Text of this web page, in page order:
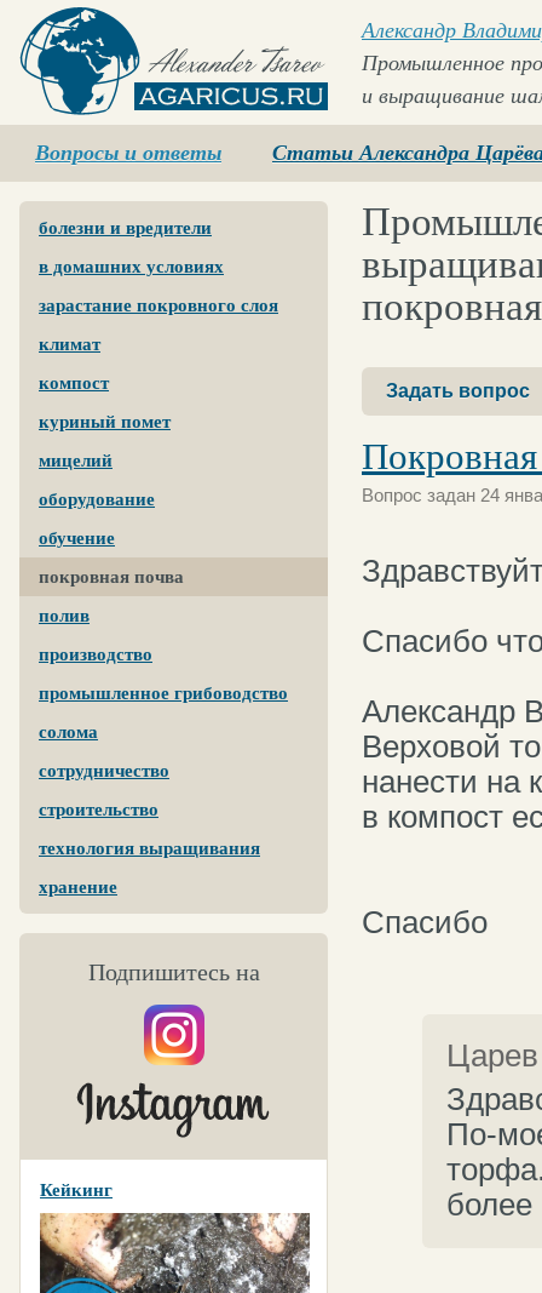
Agaricus.ru
Александр
Промышленное
и выращивание
Вопросы и ответы Статьи Александра
болезни и вредители
в домашних условиях
зарастание покровного слоя
климат
компост
куриный помет
мицелий
оборудование
обучение
покровная почва
полив
производство
промышленное грибоводство
солома
сотрудничество
строительство
технология выращивания
хранение
Подпишитесь на
Кейкинг
Задать вопрос
Вопрос задан 24
Спасибо
Александр
Верховой
нанести на
в компост
Спасибо
По-